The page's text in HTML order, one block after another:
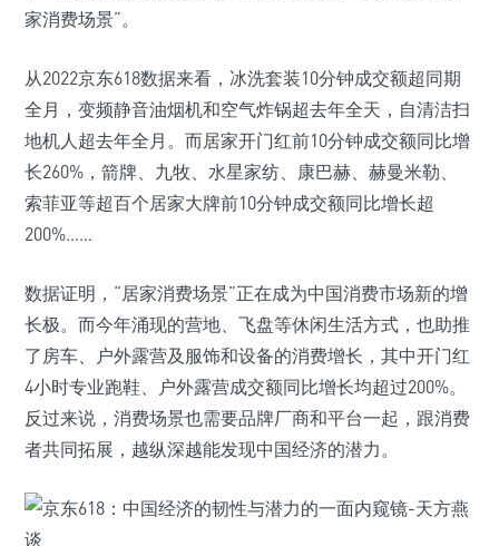
家消费场景”。
从2022京东618数据来看，冰洗套装10分钟成交额超同期
全月，变频静音油烟机和空气炸锅超去年全天，自清洁扫
地机人超去年全月。而居家开门红前10分钟成交额同比增
长260%，箭牌、九牧、水星家纺、康巴赫、赫曼米勒、
索菲亚等超百个居家大牌前10分钟成交额同比增长超
200%……
数据证明，“居家消费场景”正在成为中国消费市场新的增
长极。而今年涌现的营地、飞盘等休闲生活方式，也助推
了房车、户外露营及服饰和设备的消费增长，其中开门红
4小时专业跑鞋、户外露营成交额同比增长均超过200%。
反过来说，消费场景也需要品牌厂商和平台一起，跟消费
者共同拓展，越纵深越能发现中国经济的潜力。